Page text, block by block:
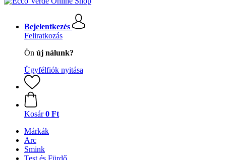
Bejelentkezés
Feliratkozás
Ön új nálunk?
Ügyfélfiók nyitása
Kosár 0 Ft
Márkák
Arc
Smink
Test és Fürdő